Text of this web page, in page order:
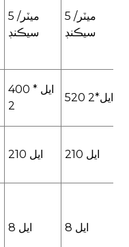
5 ميٽر/
سيڪنڊ
5 ميٽر/
سيڪنڊ
400 ايل *
2
520 ايل*2
210 ايل 210 ايل
8 ايل 8 ايل